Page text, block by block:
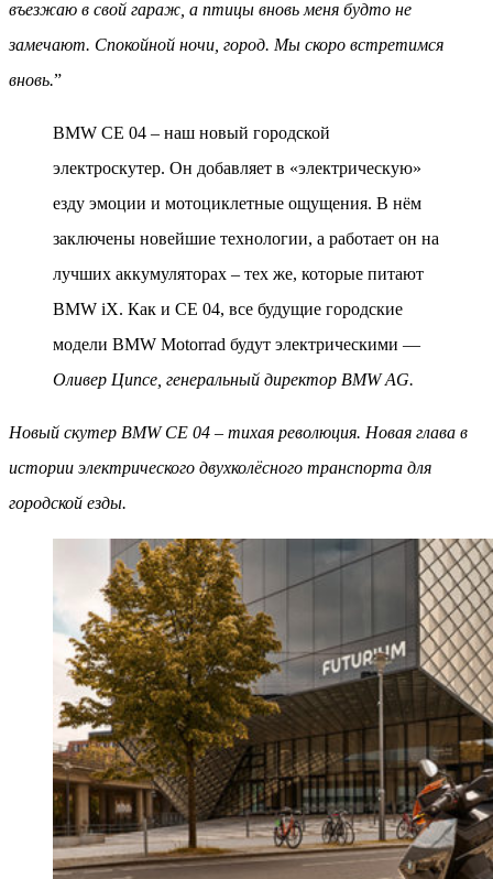
въезжаю в свой гараж, а птицы вновь меня будто не
замечают. Спокойной ночи, город. Мы скоро встретимся
вновь.”
BMW CE 04 – наш новый городской
электроскутер. Он добавляет в «электрическую»
езду эмоции и мотоциклетные ощущения. В нём
заключены новейшие технологии, а работает он на
лучших аккумуляторах – тех же, которые питают
BMW iX. Как и CE 04, все будущие городские
модели BMW Motorrad будут электрическими —
Оливер Ципсе, генеральный директор BMW AG.
Новый скутер BMW CE 04 – тихая революция. Новая глава в
истории электрического двухколёсного транспорта для
городской езды.